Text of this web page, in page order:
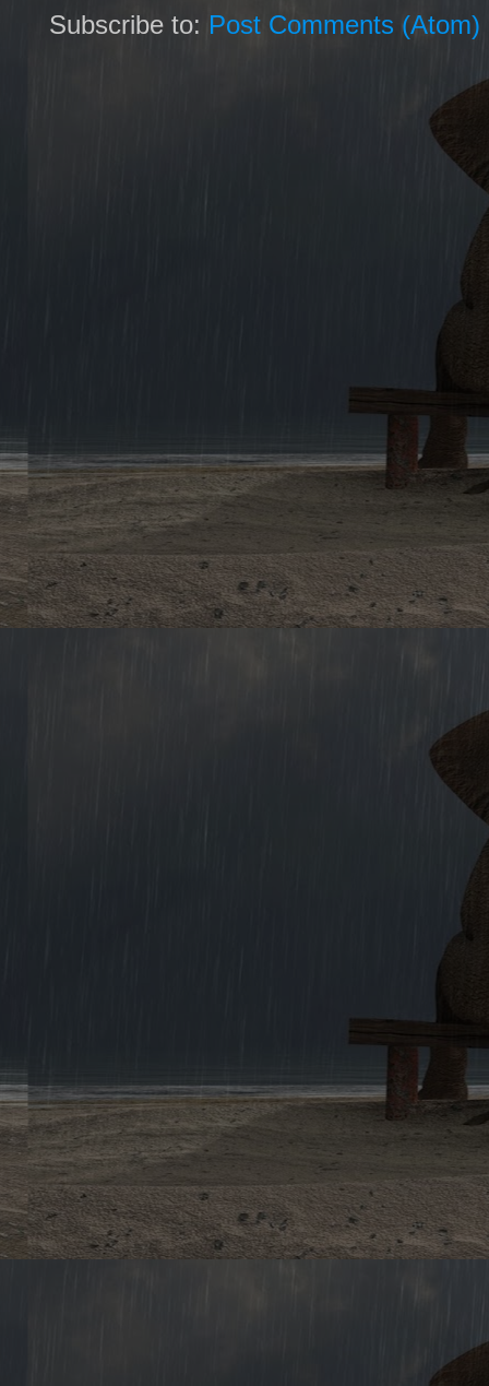
Subscribe to: Post Comments (Atom)